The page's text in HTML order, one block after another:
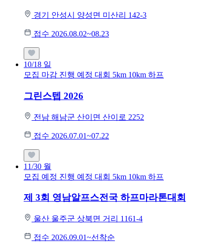
경기 안성시 양성면 미산리 142-3
접수 2026.08.02~08.23
10/18 일
모집 마감 진행 예정 대회 5km 10km 하프
그린스텝 2026
전남 해남군 산이면 산이로 2252
접수 2026.07.01~07.22
11/30 월
모집 예정 진행 예정 대회 5km 10km 하프
제 3회 영남알프스전국 하프마라톤대회
울산 울주군 상북면 거리 1161-4
접수 2026.09.01~선착순